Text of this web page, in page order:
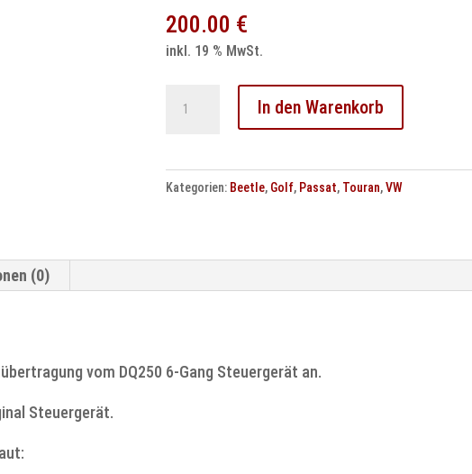
200.00 €
inkl. 19 % MwSt.
DQ250
Datenübertragung
In den Warenkorb
Kategorien: Beetle, Golf, Passat, Touran,VW
(0)
vom DQ250 6-Gang Steuergerät an.
Steuergerät.